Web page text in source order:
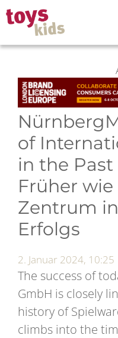
Zum
Inhalt
springen
of
in the Past
Früher
Zentrum
Erfolgs
2. Januar 2024, 10:25
The success of
GmbH is closely
history of
climbs into the